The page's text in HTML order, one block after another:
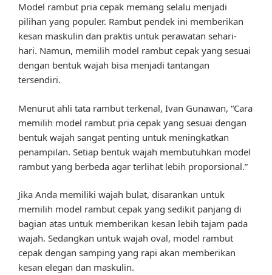
Model rambut pria cepak memang selalu menjadi
pilihan yang populer. Rambut pendek ini memberikan
kesan maskulin dan praktis untuk perawatan sehari-
hari. Namun, memilih model rambut cepak yang sesuai
dengan bentuk wajah bisa menjadi tantangan
tersendiri.
Menurut ahli tata rambut terkenal, Ivan Gunawan, “Cara
memilih model rambut pria cepak yang sesuai dengan
bentuk wajah sangat penting untuk meningkatkan
penampilan. Setiap bentuk wajah membutuhkan model
rambut yang berbeda agar terlihat lebih proporsional.”
Jika Anda memiliki wajah bulat, disarankan untuk
memilih model rambut cepak yang sedikit panjang di
bagian atas untuk memberikan kesan lebih tajam pada
wajah. Sedangkan untuk wajah oval, model rambut
cepak dengan samping yang rapi akan memberikan
kesan elegan dan maskulin.